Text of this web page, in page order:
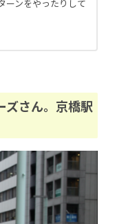
ーンをやったりして
ズさん。京橋駅